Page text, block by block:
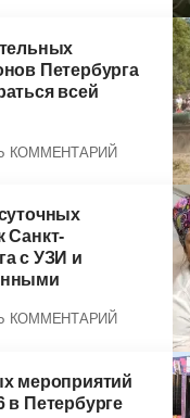
Петербурга
всей
КОММЕНТАРИЙ
Санкт-
с УЗИ и
КОММЕНТАРИЙ
мероприятий
в Петербурге